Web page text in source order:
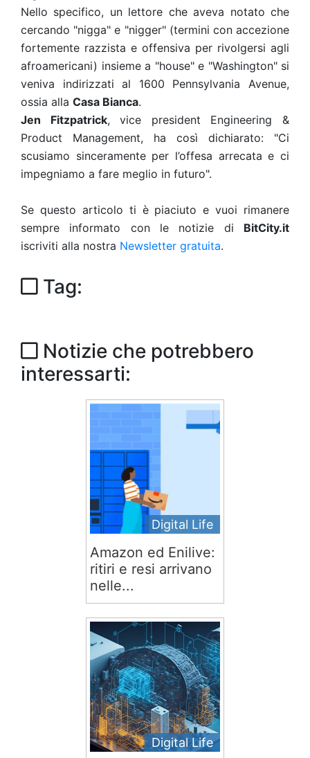
Nello specifico, un lettore che aveva notato che
cercando "nigga" e "nigger" (termini con accezione
fortemente razzista e offensiva per rivolgersi agli
afroamericani) insieme a "house" e "Washington" si
veniva indirizzati al 1600 Pennsylvania Avenue,
ossia alla Casa Bianca.
Jen Fitzpatrick, vice president Engineering &
Product Management, ha così dichiarato: "Ci
scusiamo sinceramente per l’offesa arrecata e ci
impegniamo a fare meglio in futuro".
Se questo articolo ti è piaciuto e vuoi rimanere
sempre informato con le notizie di BitCity.it
iscriviti alla nostra Newsletter gratuita.
Tag:
Notizie che potrebbero
interessarti:
Digital Life
Amazon ed Enilive:
ritiri e resi arrivano
nelle...
Digital Life